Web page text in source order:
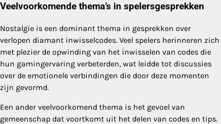
Veelvoorkomende thema’s in spelersgesprekken
Nostalgie is een dominant thema in gesprekken over
verlopen diamant inwisselcodes. Veel spelers herinneren zich
met plezier de opwinding van het inwisselen van codes die
hun gamingervaring verbeterden, wat leidde tot discussies
over de emotionele verbindingen die door deze momenten
zijn gevormd.
Een ander veelvoorkomend thema is het gevoel van
gemeenschap dat voortkomt uit het delen van codes en tips.